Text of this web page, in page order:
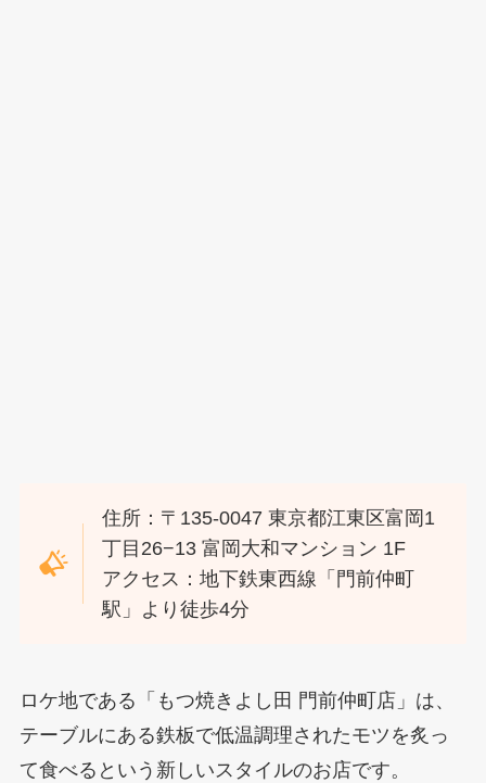
住所：〒135-0047 東京都江東区富岡1
丁目26−13 富岡大和マンション 1F
アクセス：地下鉄東西線「門前仲町
駅」より徒歩4分
ロケ地である「もつ焼きよし田 門前仲町店」は、
テーブルにある鉄板で低温調理されたモツを炙っ
て食べるという新しいスタイルのお店です。